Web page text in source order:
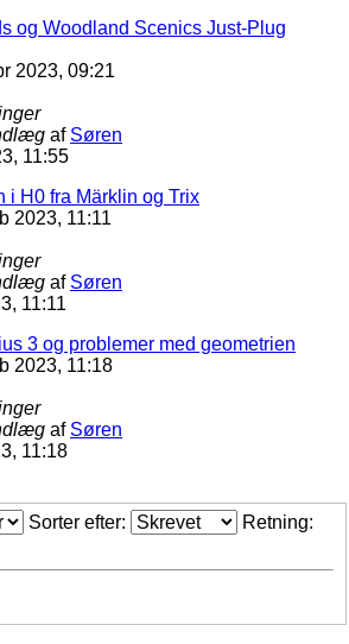
og Woodland Scenics Just-Plug
2023, 09:21
af Søren
11:55
i H0 fra Märklin og Trix
2023, 11:11
af Søren
11:11
3 og problemer med geometrien
2023, 11:18
af Søren
11:18
Sorter efter: Retning: